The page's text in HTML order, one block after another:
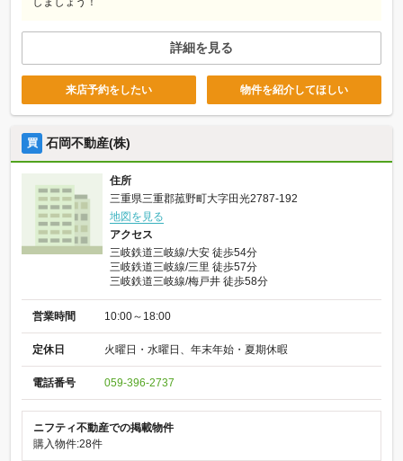
詳細を見る
来店予約をしたい 物件を紹介してほしい
買 石岡不動産(株)
住所
三重県三重郡菰野町大字田光2787-192
地図を見る
アクセス
三岐鉄道三岐線/大安 徒歩54分
三岐鉄道三岐線/三里 徒歩57分
三岐鉄道三岐線/梅戸井 徒歩58分
営業時間 10:00～18:00
定休日 火曜日・水曜日、年末年始・夏期休暇
電話番号 059-396-2737
ニフティ不動産での掲載物件
購入物件:28件